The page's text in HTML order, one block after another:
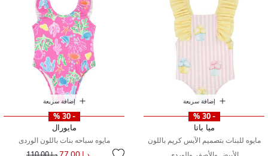
إضافة سريعة
- 30 %
ميا باتا
مايوه للبنات بتصميم الآيس كريم باللون
إضافة سريعة
- 30 %
مايورال
مايوه سباحه بنات باللون الوردى
سعر مخفض من
إلى